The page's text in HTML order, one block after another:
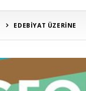
EDEBİYAT ÜZERİNE